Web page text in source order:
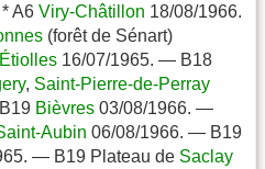
A6 Viry-Châtillon 18/08/1966.
(forêt de Sénart)
Étiolles 16/07/1965. — B18
, Saint-Pierre-de-Perray
Bièvres 03/08/1966. —
Aubin 06/08/1966. — B19
— B19 Plateau de Saclay